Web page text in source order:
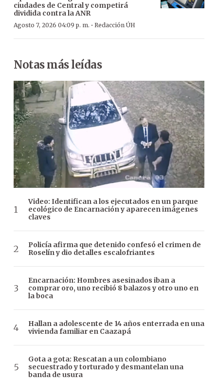
ciudades de Central y competirá
dividida contra la ANR
Agosto 7, 2026 04:09 p. m. · Redacción ÚH
Notas más leídas
Video: Identifican a los ejecutados en un parque
ecológico de Encarnación y aparecen imágenes
claves
Policía afirma que detenido confesó el crimen de
Roselín y dio detalles escalofriantes
Encarnación: Hombres asesinados iban a
comprar oro, uno recibió 8 balazos y otro uno en
la boca
Hallan a adolescente de 14 años enterrada en una
vivienda familiar en Caazapá
Gota a gota: Rescatan a un colombiano
secuestrado y torturado y desmantelan una
banda de usura